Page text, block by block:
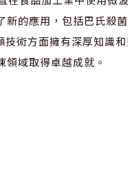
新的應用，包括巴氏殺
術方面擁有深厚知識
域取得卓越成就。